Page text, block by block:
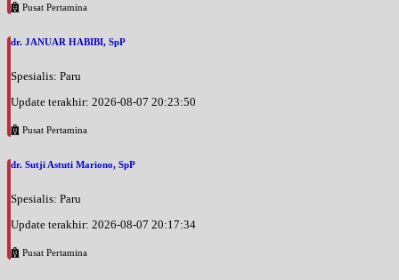
Pusat Pertamina
dr. JANUAR HABIBI, SpP
Spesialis: Paru
Update terakhir: 2026-08-07 20:23:50
Pusat Pertamina
dr. Sutji Astuti Mariono, SpP
Spesialis: Paru
Update terakhir: 2026-08-07 20:17:34
Pusat Pertamina